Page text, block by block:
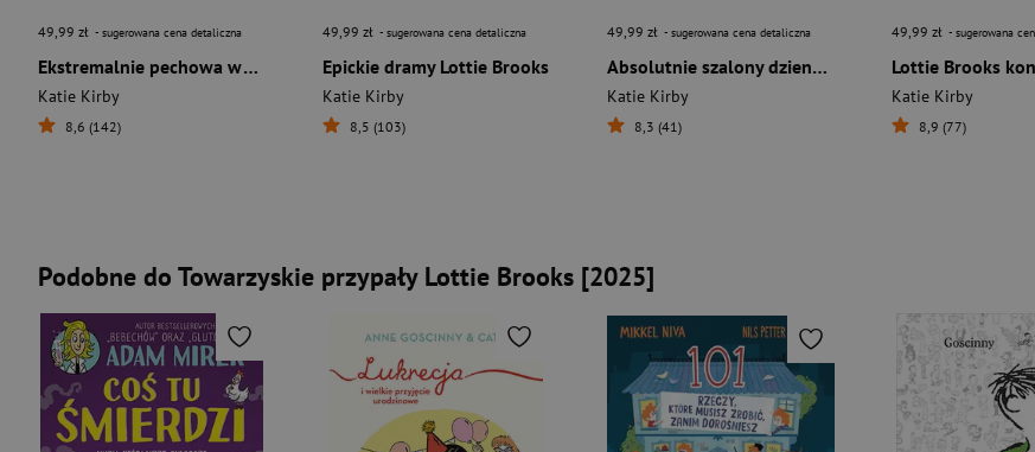
49,99 zł - sugerowana cena detaliczna
Ekstremalnie pechowa wycieczka Lottie Brooks
Katie Kirby
8,6 (142)
49,99 zł - sugerowana cena detaliczna
Epickie dramy Lottie Brooks
Katie Kirby
8,5 (103)
49,99 zł - sugerowana cena detaliczna
Absolutnie szalony dziennik Lottie Brooks
Katie Kirby
8,3 (41)
49,99 zł - sugerowana
Katie Kirby
8,9 (77)
Podobne do Towarzyskie przypały Lottie Brooks [2025]